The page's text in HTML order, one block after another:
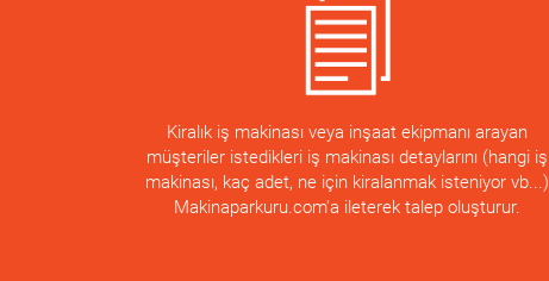
Kiralık iş makinası veya inşaat ekipmanı arayan
müşteriler istedikleri iş makinası detaylarını (hangi iş
makinası, kaç adet, ne için kiralanmak isteniyor vb...)
Makinaparkuru.com'a ileterek talep oluşturur.